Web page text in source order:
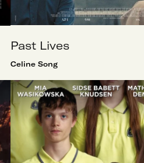
Past Lives
Celine Song